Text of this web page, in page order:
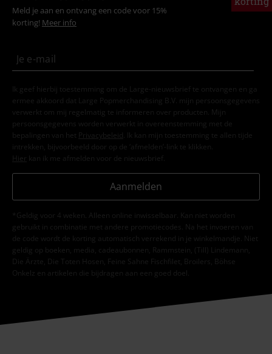
Meld je aan en ontvang een code voor 15%
korting! Meer info
Ik geef hierbij toestemming om de Large-nieuwsbrief te ontvangen en ga
ermee akkoord dat Large Popmerchandising B.V. mijn persoonsgegevens
verwerkt om mij regelmatig te informeren over producten. Mijn
persoonsgegevens worden verwerkt in overeenstemming met de
bepalingen van het
Privacybeleid . Ik kan mijn toestemming te allen tijde
intrekken, bijvoorbeeld door op de ‘afmelden’-link te klikken.
Hier kan ik me afmelden voor de nieuwsbrief.
Aanmelden
*Geldig voor 4 weken. Alleen online inwisselbaar. Kan niet worden
gebruikt in combinatie met andere promotiecodes. Na het invoeren van
de code wordt de korting automatisch verrekend in je winkelmandje. Niet
geldig op boeken, media, cadeaubonnen, Rammstein, (Till) Lindemann,
Die Ärzte, Die Toten Hosen, Feine Sahne Fischfilet, Broilers, Böhse
Onkelz en artikelen die bijdragen aan een goed doel.